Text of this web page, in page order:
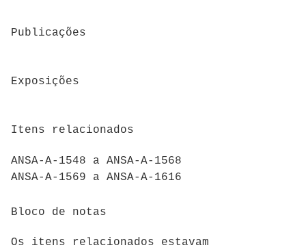
Publicações
Exposições
Itens relacionados
ANSA-A-1548 a ANSA-A-1568
ANSA-A-1569 a ANSA-A-1616
Bloco de notas
Os itens relacionados estavam